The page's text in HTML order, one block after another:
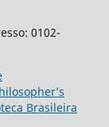
0102-
Brasileira